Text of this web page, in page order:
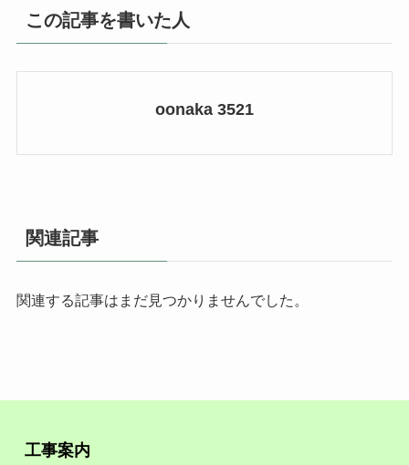
この記事を書いた人
oonaka 3521
関連記事
関連する記事はまだ見つかりませんでした。
工事案内